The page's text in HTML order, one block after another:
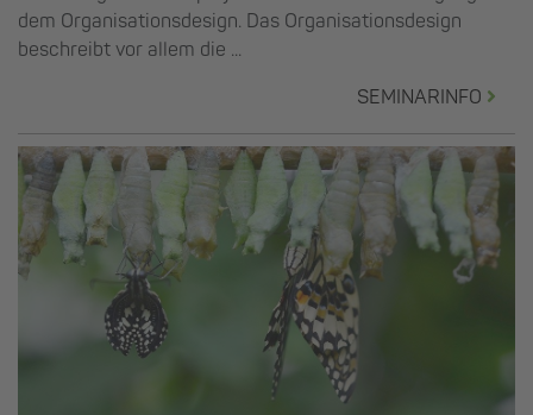
dem Organisationsdesign. Das Organisationsdesign
beschreibt vor allem die ...
SEMINARINFO